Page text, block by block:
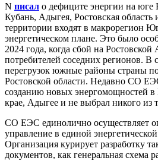
N писал о дефиците энергии на юге
Кубань, Адыгея, Ростовская область
территории входят в макрорегион
энергетическом плане. Это было
2024 года, когда сбой на Ростовской
потребителей соседних регионов. В
перегрузок южные районы страны
Ростовской области. Недавно СО
созданию новых энергомощностей в
крае, Адыгее и не выбрал никого из
СО ЕЭС единолично осуществляет
управление в единой
Организация курирует разработку
документов, как генеральная схема